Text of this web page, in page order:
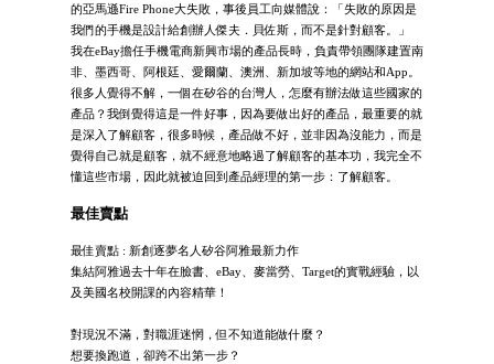
的亞馬遜Fire Phone大失敗，事後員工向媒體說：「失敗的原因是
我們的手機是設計給創辦人傑夫．貝佐斯，而不是針對顧客。」
我在eBay擔任手機電商新興市場的產品長時，負責帶領團隊建置南
非、墨西哥、阿根廷、愛爾蘭、澳洲、新加坡等地的網站和App。
很多人覺得不解，一個在矽谷的台灣人，怎麼有辦法做這些國家的
產品？我倒覺得這是一件好事，因為要做出好的產品，最重要的就
是深入了解顧客，很多時候，產品做不好，並非因為沒能力，而是
覺得自己就是顧客，就不經意地略過了解顧客的基本功，我完全不
懂這些市場，因此就被迫回到產品經理的第一步：了解顧客。
最佳賣點
最佳賣點 : 新創逐夢名人矽谷阿雅最新力作
集結阿雅過去十年在臉書、eBay、麥當勞、Target的實戰經驗，以
及美國名校開課的內容精華！
對現況不滿，對職涯迷惘，但不知道能做什麼？
想要換跑道，卻跨不出第一步？